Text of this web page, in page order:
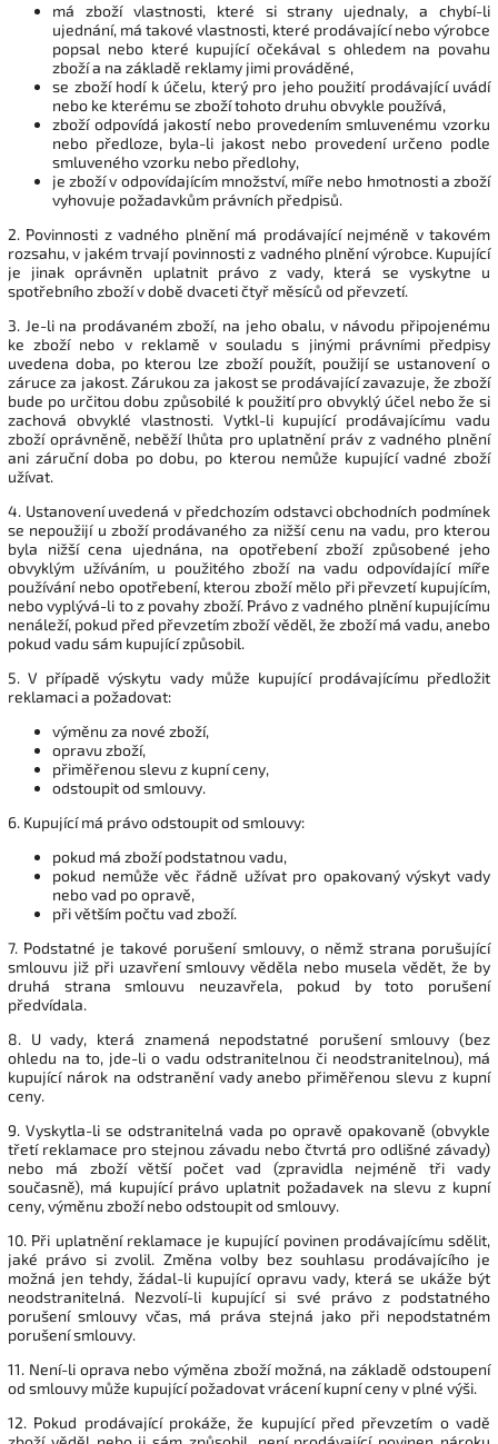
má zboží vlastnosti, které si strany ujednaly, a chybí-li
ujednání, má takové vlastnosti, které prodávající nebo výrobce
popsal nebo které kupující očekával s ohledem na povahu
zboží a na základě reklamy jimi prováděné,
se zboží hodí k účelu, který pro jeho použití prodávající uvádí
nebo ke kterému se zboží tohoto druhu obvykle používá,
zboží odpovídá jakostí nebo provedením smluvenému vzorku
nebo předloze, byla-li jakost nebo provedení určeno podle
smluveného vzorku nebo předlohy,
je zboží v odpovídajícím množství, míře nebo hmotnosti a zboží
vyhovuje požadavkům právních předpisů.
2. Povinnosti z vadného plnění má prodávající nejméně v takovém
rozsahu, v jakém trvají povinnosti z vadného plnění výrobce. Kupující
je jinak oprávněn uplatnit právo z vady, která se vyskytne u
spotřebního zboží v době dvaceti čtyř měsíců od převzetí.
3. Je-li na prodávaném zboží, na jeho obalu, v návodu připojenému
ke zboží nebo v reklamě v souladu s jinými právními předpisy
uvedena doba, po kterou lze zboží použít, použijí se ustanovení o
záruce za jakost. Zárukou za jakost se prodávající zavazuje, že zboží
bude po určitou dobu způsobilé k použití pro obvyklý účel nebo že si
zachová obvyklé vlastnosti. Vytkl-li kupující prodávajícímu vadu
zboží oprávněně, neběží lhůta pro uplatnění práv z vadného plnění
ani záruční doba po dobu, po kterou nemůže kupující vadné zboží
užívat.
4. Ustanovení uvedená v předchozím odstavci obchodních podmínek
se nepoužijí u zboží prodávaného za nižší cenu na vadu, pro kterou
byla nižší cena ujednána, na opotřebení zboží způsobené jeho
obvyklým užíváním, u použitého zboží na vadu odpovídající míře
používání nebo opotřebení, kterou zboží mělo při převzetí kupujícím,
nebo vyplývá-li to z povahy zboží. Právo z vadného plnění kupujícímu
nenáleží, pokud před převzetím zboží věděl, že zboží má vadu, anebo
pokud vadu sám kupující způsobil.
5. V případě výskytu vady může kupující prodávajícímu předložit
reklamaci a požadovat:
výměnu za nové zboží,
opravu zboží,
přiměřenou slevu z kupní ceny,
odstoupit od smlouvy.
6. Kupující má právo odstoupit od smlouvy:
pokud má zboží podstatnou vadu,
pokud nemůže věc řádně užívat pro opakovaný výskyt vady
nebo vad po opravě,
při větším počtu vad zboží.
7. Podstatné je takové porušení smlouvy, o němž strana porušující
smlouvu již při uzavření smlouvy věděla nebo musela vědět, že by
druhá strana smlouvu neuzavřela, pokud by toto porušení
předvídala.
8. U vady, která znamená nepodstatné porušení smlouvy (bez
ohledu na to, jde-li o vadu odstranitelnou či neodstranitelnou), má
kupující nárok na odstranění vady anebo přiměřenou slevu z kupní
ceny.
9. Vyskytla-li se odstranitelná vada po opravě opakovaně (obvykle
třetí reklamace pro stejnou závadu nebo čtvrtá pro odlišné závady)
nebo má zboží větší počet vad (zpravidla nejméně tři vady
současně), má kupující právo uplatnit požadavek na slevu z kupní
ceny, výměnu zboží nebo odstoupit od smlouvy.
10. Při uplatnění reklamace je kupující povinen prodávajícímu sdělit,
jaké právo si zvolil. Změna volby bez souhlasu prodávajícího je
možná jen tehdy, žádal-li kupující opravu vady, která se ukáže být
neodstranitelná. Nezvolí-li kupující si své právo z podstatného
porušení smlouvy včas, má práva stejná jako při nepodstatném
porušení smlouvy.
11. Není-li oprava nebo výměna zboží možná, na základě odstoupení
od smlouvy může kupující požadovat vrácení kupní ceny v plné výši.
12. Pokud prodávající prokáže, že kupující před převzetím o vadě